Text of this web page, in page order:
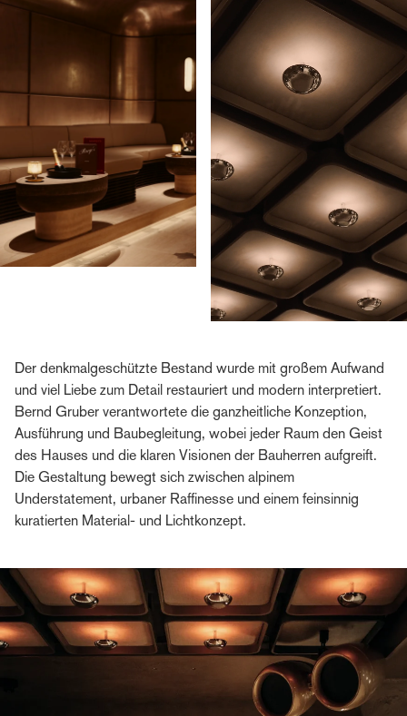
Der denkmalgeschützte Bestand wurde mit großem Aufwand
und viel Liebe zum Detail restauriert und modern interpretiert.
Bernd Gruber verantwortete die ganzheitliche Konzeption,
Ausführung und Baubegleitung, wobei jeder Raum den Geist
des Hauses und die klaren Visionen der Bauherren aufgreift.
Die Gestaltung bewegt sich zwischen alpinem
Understatement, urbaner Raffinesse und einem feinsinnig
kuratierten Material- und Lichtkonzept.